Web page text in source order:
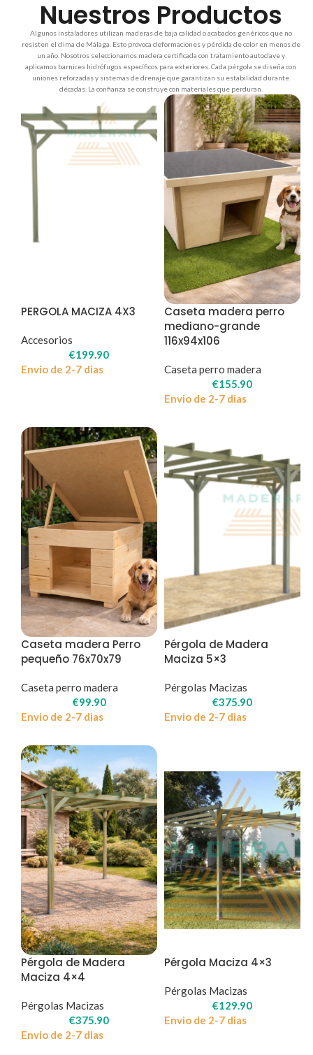
Nuestros Productos
Algunos instaladores utilizan maderas de baja calidad o acabados genéricos que no
resisten el clima de Málaga. Esto provoca deformaciones y pérdida de color en menos de
un año. Nosotros seleccionamos madera certificada con tratamiento autoclave y
aplicamos barnices hidrófugos específicos para exteriores. Cada pérgola se diseña con
uniones reforzadas y sistemas de drenaje que garantizan su estabilidad durante
décadas. La confianza se construye con materiales que perduran.
PERGOLA MACIZA 4X3
Accesorios
€199.90
Envio de 2-7 dias
Caseta madera perro
mediano-grande
116x94x106
Caseta perro madera
€155.90
Envio de 2-7 dias
Caseta madera Perro
pequeño 76x70x79
Caseta perro madera
€99.90
Envio de 2-7 dias
Pérgola de Madera
Maciza 5×3
Pérgolas Macizas
€375.90
Envio de 2-7 dias
Pérgola de Madera
Maciza 4×4
Pérgolas Macizas
€375.90
Envio de 2-7 dias
Pérgola Maciza 4×3
Pérgolas Macizas
€129.90
Envio de 2-7 dias